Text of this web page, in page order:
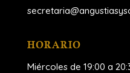
HORARIO
Miércoles de 19:00 a